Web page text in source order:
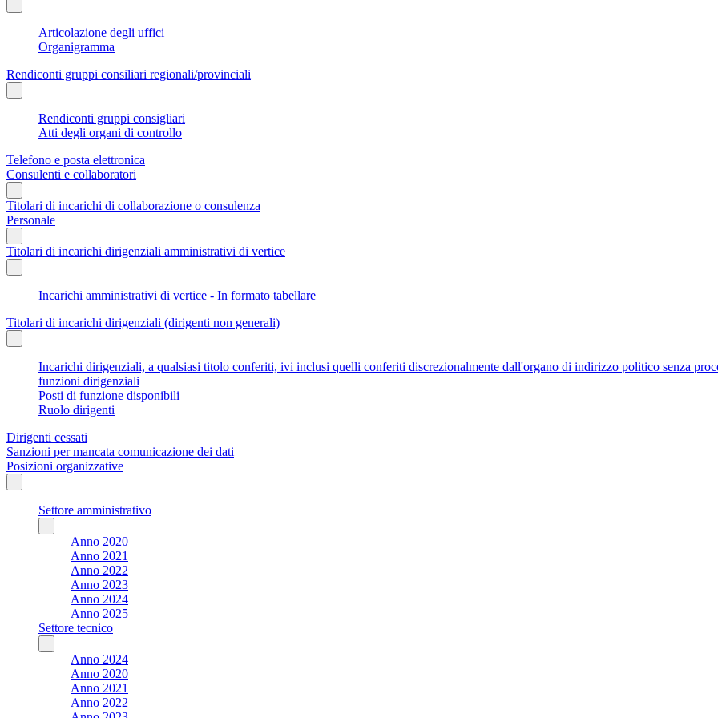
Articolazione degli uffici
Organigramma
Rendiconti gruppi consiliari regionali/provinciali
Rendiconti gruppi consigliari
Atti degli organi di controllo
Telefono e posta elettronica
Consulenti e collaboratori
Titolari di incarichi di collaborazione o consulenza
Personale
Titolari di incarichi dirigenziali amministrativi di vertice
Incarichi amministrativi di vertice - In formato tabellare
Titolari di incarichi dirigenziali (dirigenti non generali)
Incarichi dirigenziali, a qualsiasi titolo conferiti, ivi inclusi quelli conferiti discrezionalmente dall'organo di indirizzo politico senza
funzioni dirigenziali
Posti di funzione disponibili
Ruolo dirigenti
Dirigenti cessati
Sanzioni per mancata comunicazione dei dati
Posizioni organizzative
Settore amministrativo
Anno 2020
Anno 2021
Anno 2022
Anno 2023
Anno 2024
Anno 2025
Settore tecnico
Anno 2024
Anno 2020
Anno 2021
Anno 2022